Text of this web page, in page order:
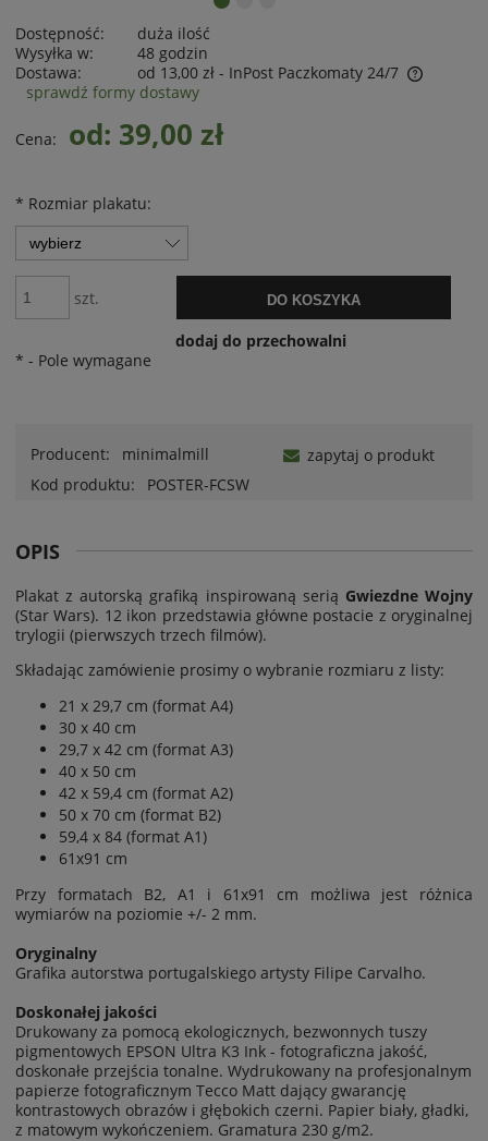
Dostępność:
duża ilość
Wysyłka w:
48 godzin
Dostawa:
od 13,00 zł - InPost Paczkomaty 24/7
sprawdź formy dostawy
Cena: od: 39,00 zł
* Rozmiar plakatu:
szt. DO KOSZYKA
dodaj do przechowalni
* - Pole wymagane
Producent:
minimalmill
Kod produktu:
POSTER-FCSW
zapytaj o produkt
OPIS
Plakat z autorską grafiką inspirowaną serią Gwiezdne Wojny
(Star Wars). 12 ikon przedstawia główne postacie z oryginalnej
trylogii (pierwszych trzech filmów).
Składając zamówienie prosimy o wybranie rozmiaru z listy:
21 x 29,7 cm (format A4)
30 x 40 cm
29,7 x 42 cm (format A3)
40 x 50 cm
42 x 59,4 cm (format A2)
50 x 70 cm (format B2)
59,4 x 84 (format A1)
61x91 cm
Przy formatach B2, A1 i 61x91 cm możliwa jest różnica
wymiarów na poziomie +/- 2 mm.
Oryginalny
Grafika autorstwa portugalskiego artysty Filipe Carvalho.
Doskonałej jakości
Drukowany za pomocą ekologicznych, bezwonnych tuszy
pigmentowych EPSON Ultra K3 Ink - fotograficzna jakość,
doskonałe przejścia tonalne. Wydrukowany na profesjonalnym
papierze fotograficznym Tecco Matt dający gwarancję
kontrastowych obrazów i głębokich czerni. Papier biały, gładki,
z matowym wykończeniem. Gramatura 230 g/m2.